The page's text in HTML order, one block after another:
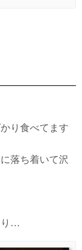
り食べてます
落ち着いて沢
り…